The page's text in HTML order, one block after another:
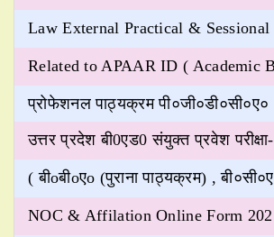
Law External Practical &
Related to APAAR ID ( Academic
प्रोफेशनल पाठ्यक्रम पी०जी०डी०सी०ए०
उत्तर प्रदेश बी0एड0 संयुक्त प्रवेश
( बीoबीoएo (पुराना पाठ्यक्रम) ,
NOC & Affilation Online Form